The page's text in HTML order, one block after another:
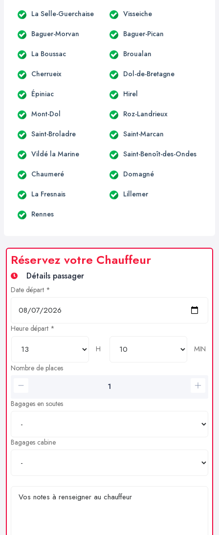
La Selle-Guerchaise Visseiche
Baguer-Morvan Baguer-Pican
La Boussac Broualan
Cherrueix Dol-de-Bretagne
Épiniac Hirel
Mont-Dol Roz-Landrieux
Saint-Broladre Saint-Marcan
Vildé la Marine Saint-Benoît-des-Ondes
Chaumeré Domagné
La Fresnais Lillemer
Rennes
Réservez votre Chauffeur
Détails passager
Date départ *
Heure départ *
H
MIN
Nombre de places
Bagages en soutes
Bagages cabine